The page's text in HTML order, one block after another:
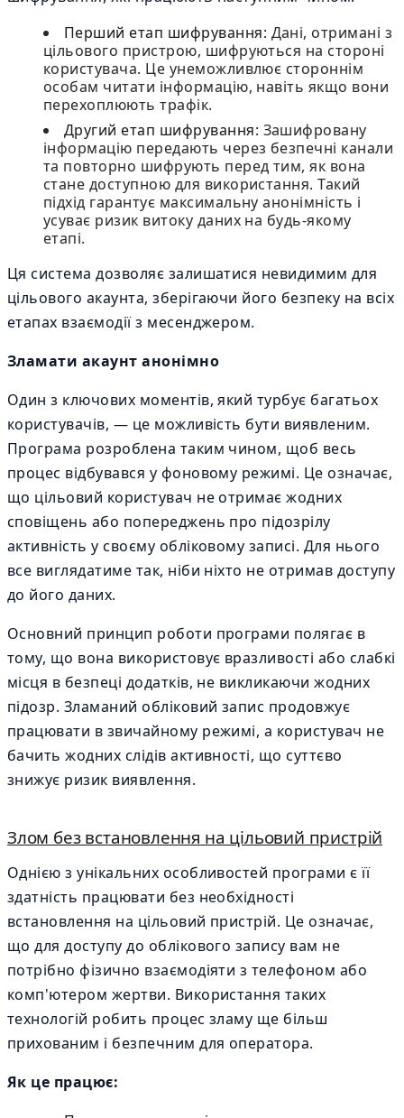
Перший етап шифрування: Дані, отримані з
цільового пристрою, шифруються на стороні
користувача. Це унеможливлює стороннім
особам читати інформацію, навіть якщо вони
перехоплюють трафік.
Другий етап шифрування: Зашифровану
інформацію передають через безпечні канали
та повторно шифрують перед тим, як вона
стане доступною для використання. Такий
підхід гарантує максимальну анонімність і
усуває ризик витоку даних на будь-якому
етапі.
Ця система дозволяє залишатися невидимим для
цільового акаунта, зберігаючи його безпеку на всіх
етапах взаємодії з месенджером.
Зламати акаунт анонімно
Один з ключових моментів, який турбує багатьох
користувачів, — це можливість бути виявленим.
Програма розроблена таким чином, щоб весь
процес відбувався у фоновому режимі. Це означає,
що цільовий користувач не отримає жодних
сповіщень або попереджень про підозрілу
активність у своєму обліковому записі. Для нього
все виглядатиме так, ніби ніхто не отримав доступу
до його даних.
Основний принцип роботи програми полягає в
тому, що вона використовує вразливості або слабкі
місця в безпеці додатків, не викликаючи жодних
підозр. Зламаний обліковий запис продовжує
працювати в звичайному режимі, а користувач не
бачить жодних слідів активності, що суттєво
знижує ризик виявлення.
Злом без встановлення на цільовий пристрій
Однією з унікальних особливостей програми є її
здатність працювати без необхідності
встановлення на цільовий пристрій. Це означає,
що для доступу до облікового запису вам не
потрібно фізично взаємодіяти з телефоном або
комп'ютером жертви. Використання таких
технологій робить процес зламу ще більш
прихованим і безпечним для оператора.
Як це працює: